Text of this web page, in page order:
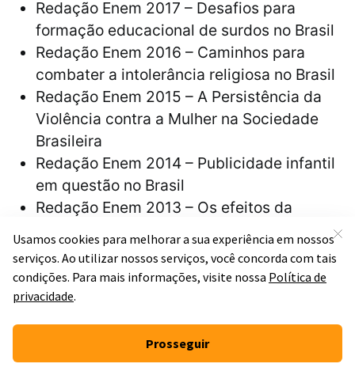
Redação Enem 2017 – Desafios para
formação educacional de surdos no Brasil
Redação Enem 2016 – Caminhos para
combater a intolerância religiosa no Brasil
Redação Enem 2015 – A Persistência da
Violência contra a Mulher na Sociedade
Brasileira
Redação Enem 2014 – Publicidade infantil
em questão no Brasil
Redação Enem 2013 – Os efeitos da
implantação da Lei Seca no Brasil
Redação Enem 2012 – O movimento
imigratório para o Brasil no século XXI
Redação Enem 2011 – Viver em rede no